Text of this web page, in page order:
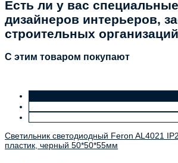
Есть ли у вас
дизайнеров интерьеров,
строительных
C этим товаром покупают
Светильник светодиодный Feron AL4021
пластик, черный 50*50*55мм